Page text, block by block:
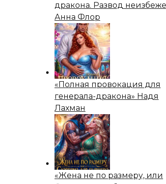
дракона. Развод
Анна Флор
«Полная провокация для
генерала-дракона» Надя
Лахман
«Жена не по размеру, или